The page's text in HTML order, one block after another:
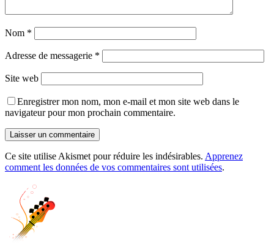
Nom *
Adresse de messagerie *
Site web
Enregistrer mon nom, mon e-mail et mon site web dans le
navigateur pour mon prochain commentaire.
Ce site utilise Akismet pour réduire les indésirables. Apprenez
comment les données de vos commentaires sont utilisées.